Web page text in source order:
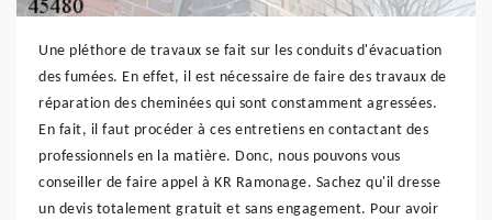
Une pléthore de travaux se fait sur les conduits d'évacuation
des fumées. En effet, il est nécessaire de faire des travaux de
réparation des cheminées qui sont constamment agressées.
En fait, il faut procéder à ces entretiens en contactant des
professionnels en la matière. Donc, nous pouvons vous
conseiller de faire appel à KR Ramonage. Sachez qu'il dresse
un devis totalement gratuit et sans engagement. Pour avoir